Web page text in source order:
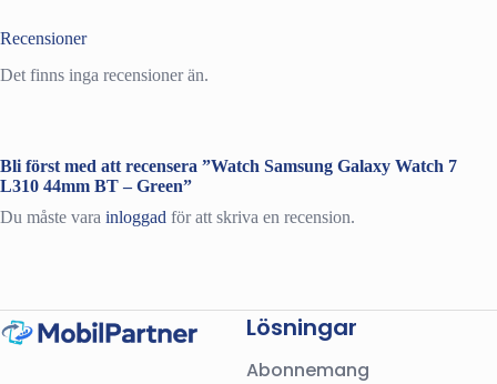
Recensioner
Det finns inga recensioner än.
Bli först med att recensera ”Watch Samsung Galaxy Watch 7
L310 44mm BT – Green”
Du måste vara inloggad för att skriva en recension.
Lösningar
Abonnemang